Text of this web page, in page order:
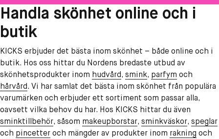
Handla skönhet online och i
butik
KICKS erbjuder det bästa inom skönhet – både online och i
butik. Hos oss hittar du Nordens bredaste utbud av
skönhetsprodukter inom hudvård, smink, parfym och
hårvård. Vi har samlat det bästa inom skönhet från populära
varumärken och erbjuder ett sortiment som passar alla,
oavsett vilka behov du har. Hos KICKS hittar du även
sminktillbehör, såsom makeupborstar, sminkväskor, speglar
och pincetteroch mängder av produkter inom rakning och